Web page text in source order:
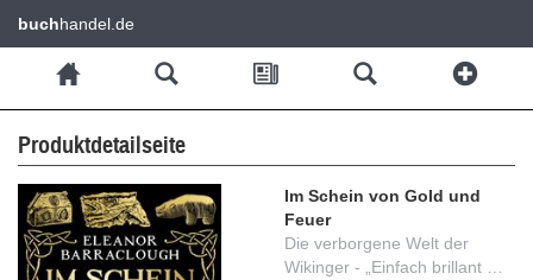
buchhandel.de
Produktdetailseite
Im Schein von Gold und
Feuer
Die verborgene Welt der
Wikinger - „Einfach brillant …